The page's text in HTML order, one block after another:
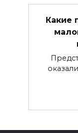
Какие